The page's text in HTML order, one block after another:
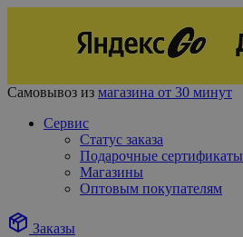
Самовывоз из магазина от 30 минут
Сервис
Статус заказа
Подарочные сертификаты
Магазины
Оптовым покупателям
Заказы